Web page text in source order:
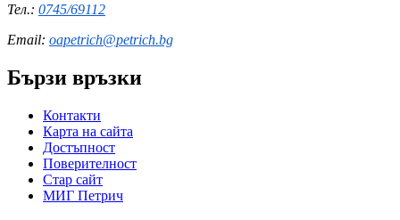
Тел.: 0745/69112
Email: oapetrich@petrich.bg
Бързи връзки
Контакти
Карта на сайта
Достъпност
Поверителност
Стар сайт
МИГ Петрич